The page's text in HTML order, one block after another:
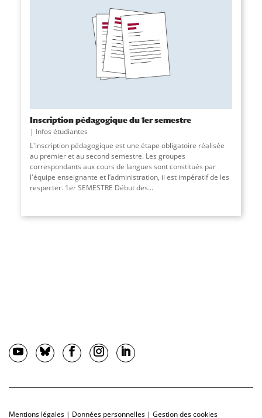
Inscription pédagogique du 1er semestre
Infos étudiantes
L'inscription pédagogique est une étape obligatoire réalisée
au premier et au second semestre. Les groupes
correspondants aux cours de langues sont constitués par
l'équipe enseignante et l’administration, il est impératif de les
respecter. 1er SEMESTRE Début des...
Mentions légales | Données personnelles | Gestion des cookies